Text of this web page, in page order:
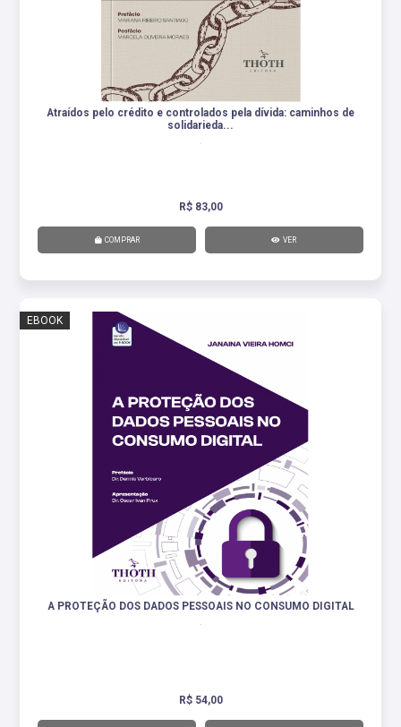
Atraídos pelo crédito e controlados pela dívida: caminhos de
solidarieda...
.
R$ 83,00
COMPRAR VER
EBOOK
A PROTEÇÃO DOS DADOS PESSOAIS NO CONSUMO DIGITAL
.
R$ 54,00